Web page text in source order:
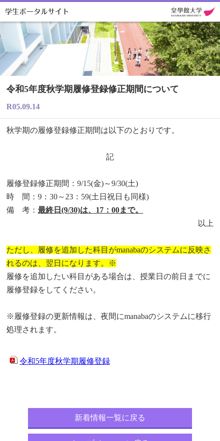
令和5年度秋学期履修登録修正期間について
R05.09.14
秋学期の履修登録修正期間は以下のとおりです。
記
履修登録修正期間：9/15(金)～9/30(土)
時 間：9：30～23：59(土日祝日も同様)
備 考：最終日(9/30)は、17：00まで。
以上
ただし、履修を追加した科目がmanabaのシステムに反映さ
れるのは、翌日になります。※
履修を追加したい科目がある場合は、授業日の前日までに
履修登録をしてください。
※履修登録の更新情報は、夜間にmanabaのシステムに移行
処理されます。
令和5年度秋学期履修登録
新着情報一覧に戻る